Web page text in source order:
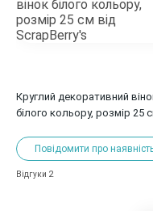
Круглий декоративний
білого кольору, розмір 25
Повідомити про
Відгуки 2